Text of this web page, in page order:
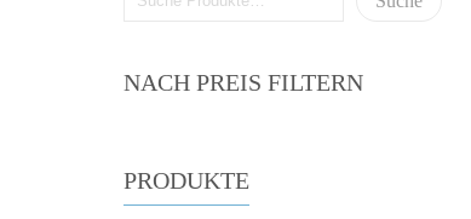
NACH PREIS FILTERN
PRODUKTE